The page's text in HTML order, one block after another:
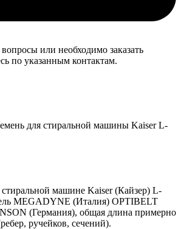
или необходимо заказать
по указанным контактам.
для стиральной машины Kaiser L-
машине Kaiser (Кайзер) L-
MEGADYNE (Италия) OPTIBELT
(Германия), общая длина примерно
ручейков, сечений).